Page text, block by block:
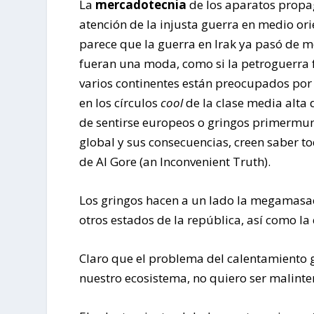
La mercadotecnia de los aparatos
atención de la injusta guerra en medio
parece que la guerra en Irak ya pasó de
fueran una moda, como si la
varios continentes están preocupados
en los círculos coolde la clase media alta
de sentirse europeos o gringos
global y sus consecuencias, creen saber
de Al Gore (an Inconvenient Truth).
Los gringos hacen a un lado la
otros estados de la república, así como
Claro que el problema del calentamiento
nuestro ecosistema, no quiero ser